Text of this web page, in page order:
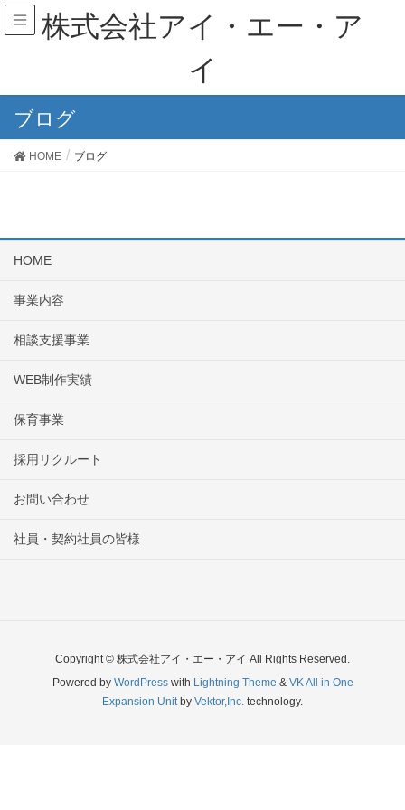
株式会社アイ・エー・ア
イ
ブログ
HOME ブログ
HOME
事業内容
相談支援事業
WEB制作実績
保育事業
採用リクルート
お問い合わせ
社員・契約社員の皆様
Copyright © 株式会社アイ・エー・アイ All Rights Reserved.
Powered by WordPresswith Lightning Theme & VK All in One
Expansion Unitby Vektor,Inc. technology.